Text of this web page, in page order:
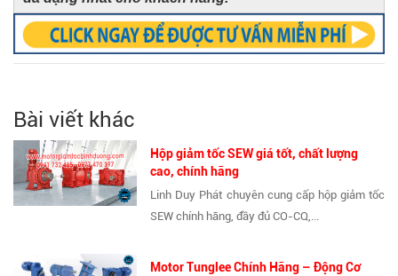
Bài viết khác
Hộp giảm tốc SEW giá tốt, chất lượng
cao, chính hãng
Linh Duy Phát chuyên cung cấp hộp giảm tốc
SEW chính hãng, đầy đủ CO-CQ,...
Motor Tunglee Chính Hãng – Động Cơ